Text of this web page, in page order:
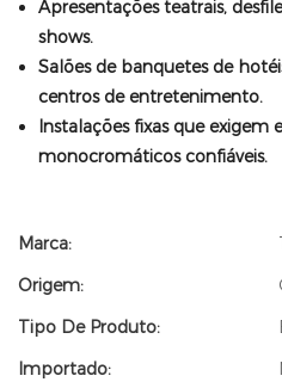
Apresentações teatrais,
shows.
Salões de banquetes de
centros de entretenimento.
Instalações fixas que exigem
monocromáticos confiáveis.
Marca:
Origem:
Tipo De Produto:
Importado: